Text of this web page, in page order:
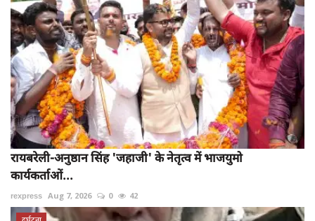
रायबरेली-अनुष्ठान सिंह 'जहाजी' के नेतृत्व में भाजयुमो
कार्यकर्ताओं...
rexpress Aug 7, 2026 0 42